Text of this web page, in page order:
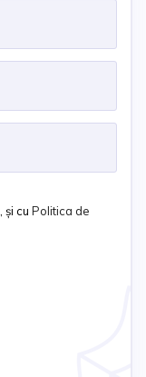
, și cu Politica de